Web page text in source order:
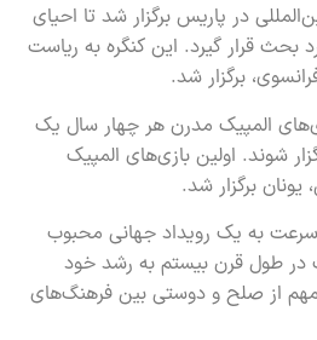
بین‌المللی در پاریس برگزار شد تا احیای
بحث قرار گیرد. این کنگره به ریاست
برگزار شد.
المپیک مدرن هر چهار سال یک
شوند. اولین بازی‌های المپیک
به یک رویداد جهانی محبوب
در طول قرن بیستم به رشد خود
مهم از صلح و دوستی بین فرهنگ‌های